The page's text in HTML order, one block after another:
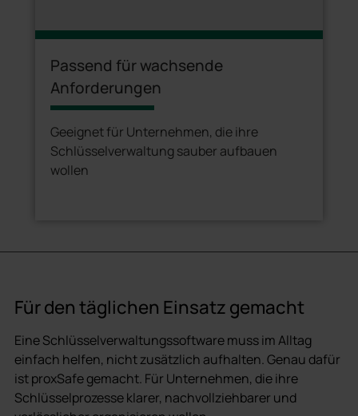
Passend für wachsende
Anforderungen
Geeignet für Unternehmen, die ihre
Schlüsselverwaltung sauber aufbauen
wollen
Für den täglichen Einsatz gemacht
Eine Schlüsselverwaltungssoftware muss im Alltag
einfach helfen, nicht zusätzlich aufhalten. Genau dafür
ist proxSafe gemacht. Für Unternehmen, die ihre
Schlüsselprozesse klarer, nachvollziehbarer und